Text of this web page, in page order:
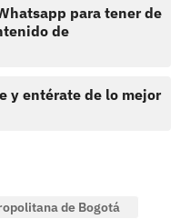
para tener de
de
y entérate de lo mejor
de Bogotá